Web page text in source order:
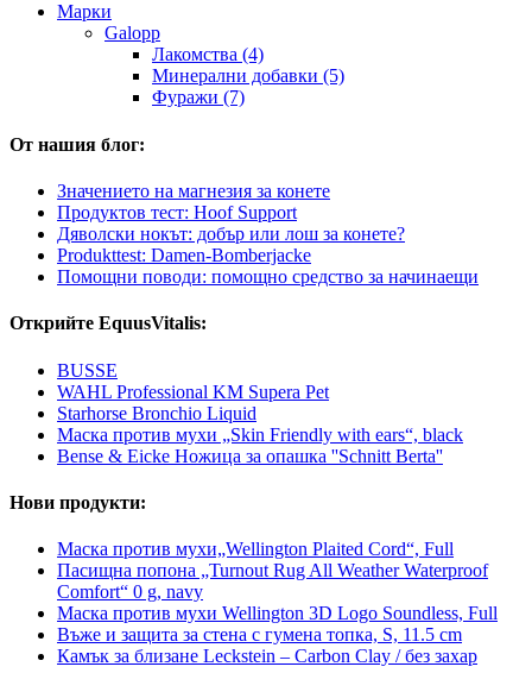
Марки
Galopp
Лакомства (4)
Минерални добавки (5)
Фуражи (7)
От нашия блог:
Значението на магнезия за конете
Продуктов тест: Hoof Support
Дяволски нокът: добър или лош за конете?
Produkttest: Damen-Bomberjacke
Помощни поводи: помощно средство за начинаещи
Открийте EquusVitalis:
BUSSE
WAHL Professional KM Supera Pet
Starhorse Bronchio Liquid
Маска против мухи „Skin Friendly with ears“, black
Bense & Eicke Ножица за опашка ''Schnitt Berta''
Нови продукти:
Маска против мухи„Wellington Plaited Cord“, Full
Пасищна попона „Turnout Rug All Weather Waterproof
Comfort“ 0 g, navy
Маска против мухи Wellington 3D Logo Soundless, Full
Въже и защита за стена с гумена топка, S, 11.5 cm
Камък за близане Leckstein – Carbon Clay / без захар